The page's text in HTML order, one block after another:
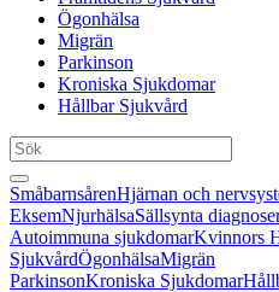
Ögonhälsa
Migrän
Parkinson
Kroniska Sjukdomar
Hållbar Sjukvård
SmåbarnsårenHjärnan och
EksemNjurhälsaSällsynta
Autoimmuna sjukdomarKvinnors
SjukvårdÖgonhälsaMigrän
ParkinsonKroniska Sjukdomar